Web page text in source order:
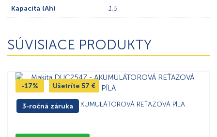
Kapacita (Ah) 1,5
SÚVISIACE PRODUKTY
3-ročná záruka
-17% Ušetríte 57 €
Makita DUC254Z – AKUMULÁTOROVÁ REŤAZOVÁ PÍLA